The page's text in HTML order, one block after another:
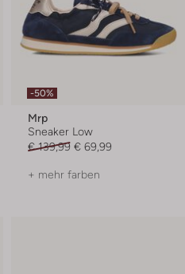
-50%
Mrp
Sneaker Low
€ 139,99 € 69,99
+ mehr farben